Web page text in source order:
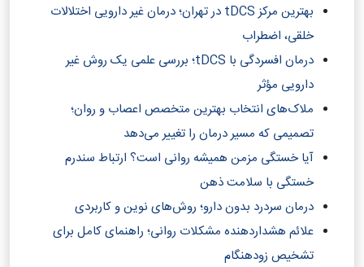
بهترین مرکز tDCS در تهران؛ درمان غیر دارویی اختلالات
خلقی، اضطراب
درمان افسردگی با tDCS؛ بررسی علمی یک روش غیر
دارویی مؤثر
ملاک‌های انتخاب بهترین متخصص اعصاب و روان؛
تصمیمی که مسیر درمان را تغییر می‌دهد
آیا خستگی مزمن همیشه روانی است؟ ارتباط سندرم
خستگی با سلامت ذهن
درمان سردرد بدون دارو؛ روش‌های نوین و کاربردی
علائم هشداردهنده مشکلات روانی؛ راهنمای کامل برای
تشخیص زودهنگام